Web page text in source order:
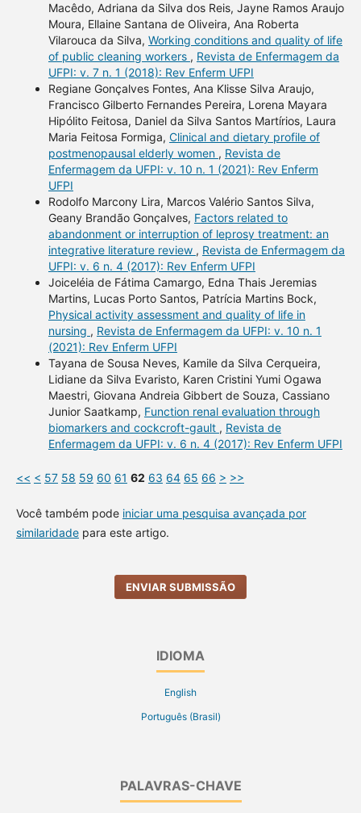
Macêdo, Adriana da Silva dos Reis, Jayne Ramos Araujo
Moura, Ellaine Santana de Oliveira, Ana Roberta
Vilarouca da Silva, Working conditions and quality of life
of public cleaning workers , Revista de Enfermagem da
UFPI: v. 7 n. 1 (2018): Rev Enferm UFPI
Regiane Gonçalves Fontes, Ana Klisse Silva Araujo,
Francisco Gilberto Fernandes Pereira, Lorena Mayara
Hipólito Feitosa, Daniel da Silva Santos Martírios, Laura
Maria Feitosa Formiga, Clinical and dietary profile of
postmenopausal elderly women , Revista de
Enfermagem da UFPI: v. 10 n. 1 (2021): Rev Enferm
UFPI
Rodolfo Marcony Lira, Marcos Valério Santos Silva,
Geany Brandão Gonçalves, Factors related to
abandonment or interruption of leprosy treatment: an
integrative literature review , Revista de Enfermagem da
UFPI: v. 6 n. 4 (2017): Rev Enferm UFPI
Joiceléia de Fátima Camargo, Edna Thais Jeremias
Martins, Lucas Porto Santos, Patrícia Martins Bock,
Physical activity assessment and quality of life in
nursing , Revista de Enfermagem da UFPI: v. 10 n. 1
(2021): Rev Enferm UFPI
Tayana de Sousa Neves, Kamile da Silva Cerqueira,
Lidiane da Silva Evaristo, Karen Cristini Yumi Ogawa
Maestri, Giovana Andreia Gibbert de Souza, Cassiano
Junior Saatkamp, Function renal evaluation through
biomarkers and cockcroft-gault , Revista de
Enfermagem da UFPI: v. 6 n. 4 (2017): Rev Enferm UFPI
<< < 57 58 59 60 61 62 63 64 65 66 > >>
Você também pode iniciar uma pesquisa avançada por
similaridadepara este artigo.
ENVIAR SUBMISSÃO
IDIOMA
English
Português (Brasil)
PALAVRAS-CHAVE